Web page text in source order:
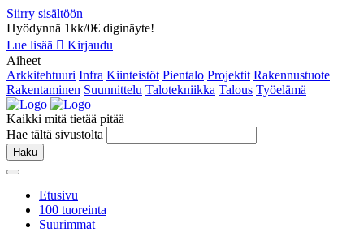
Siirry sisältöön
Hyödynnä 1kk/0€ diginäyte!
Lue lisää
Kirjaudu
Aiheet
Arkkitehtuuri Infra Kiinteistöt Pientalo Projektit Rakennustuote
Rakentaminen Suunnittelu Talotekniikka Talous Työelämä
Kaikki mitä tietää pitää
Hae tältä sivustolta
Haku
Etusivu
100 tuoreinta
Suurimmat